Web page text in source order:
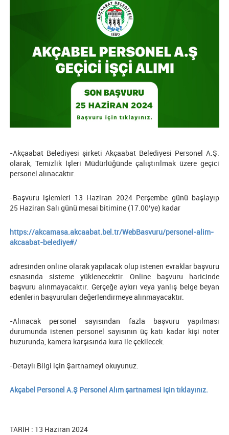
-Akçaabat Belediyesi şirketi Akçaabat Belediyesi Personel A.Ş.
olarak, Temizlik İşleri Müdürlüğünde çalıştırılmak üzere geçici
personel alınacaktır.
-Başvuru işlemleri 13 Haziran 2024 Perşembe günü başlayıp
25 Haziran Salı günü mesai bitimine (17.00’ye) kadar
https://akcamasa.akcaabat.bel.tr/WebBasvuru/personel-alim-
akcaabat-belediye#/
adresinden online olarak yapılacak olup istenen evraklar başvuru
esnasında sisteme yüklenecektir. Online başvuru haricinde
başvuru alınmayacaktır. Gerçeğe aykırı veya yanlış belge beyan
edenlerin başvuruları değerlendirmeye alınmayacaktır.
-Alınacak personel sayısından fazla başvuru yapılması
durumunda istenen personel sayısının üç katı kadar kişi noter
huzurunda, kamera karşısında kura ile çekilecek.
-Detaylı Bilgi için Şartnameyi okuyunuz.
Akçabel Personel A.Ş Personel Alım şartnamesi için tıklayınız.
TARİH : 13 Haziran 2024